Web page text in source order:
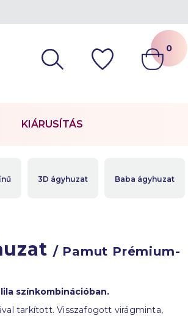
0
3D ágyhuzat Baba ágyhuzat
KIÁRUSÍTÁS
/ Pamut Prémium-
színkombinációban.
tarkított. Visszafogott virágminta,